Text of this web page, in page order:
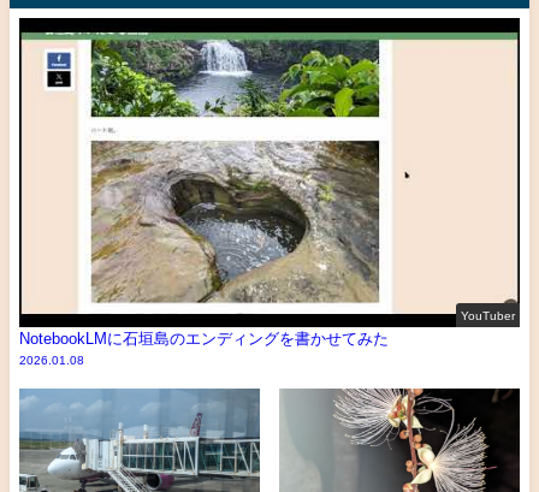
YouTuber
NotebookLMに石垣島のエンディングを書かせてみた
2026.01.08